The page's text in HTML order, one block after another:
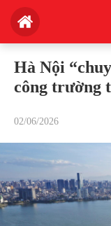
Hà Nội
công trường
02/06/2026